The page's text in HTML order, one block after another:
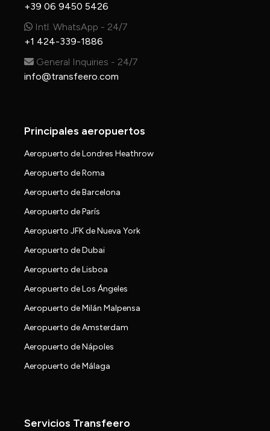
+39 06 9450 5426
Intl. WhatsApp - 24/7
+1 424-339-1886
General Inquiries - 24/7
info@transfeero.com
Principales aeropuertos
Aeropuerto de Londres Heathrow
Aeropuerto de Roma
Aeropuerto de Barcelona
Aeropuerto de París
Aeropuerto JFK de Nueva York
Aeropuerto de Dubai
Aeropuerto de Lisboa
Aeropuerto de Los Ángeles
Aeropuerto de Milán Malpensa
Aeropuerto de Amsterdam
Aeropuerto de Nápoles
Aeropuerto de Málaga
Servicios Transfeero